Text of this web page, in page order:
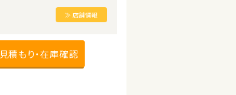
≫ 店舗情報
見積もり・在庫確認